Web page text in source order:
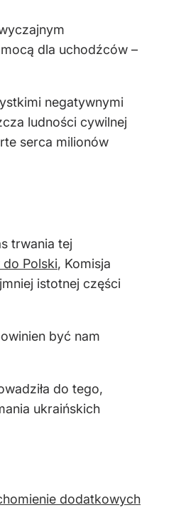
dla uchodźców –
negatywnymi
ludności cywilnej
serca milionów
trwania tej
Polski, Komisja
istotnej części
być nam
do tego,
ukraińskich
dodatkowych